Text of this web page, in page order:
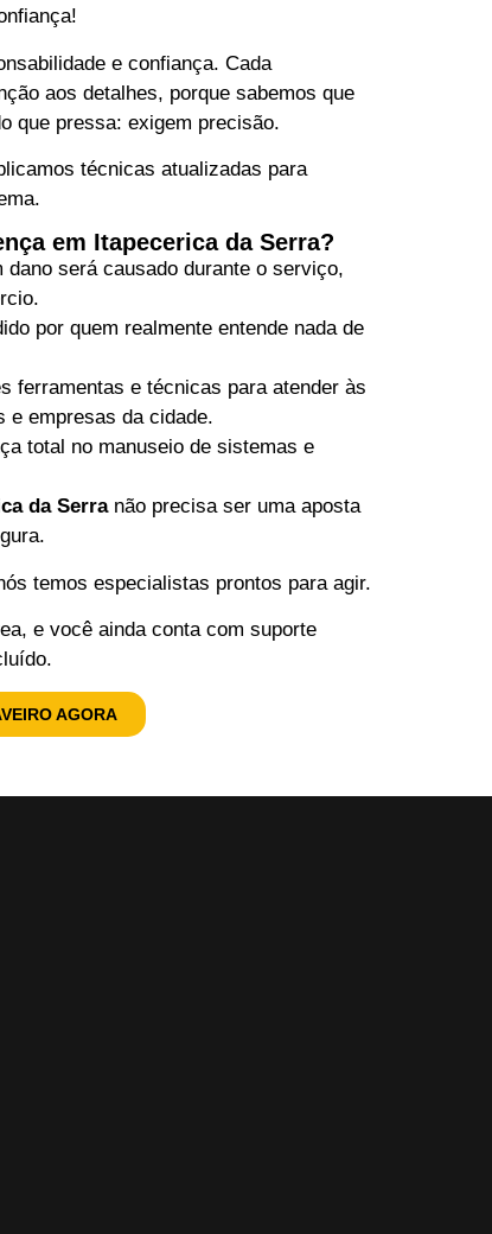
e confiança. Cada
aos detalhes, porque sabemos que
que pressa: exigem precisão.
técnicas atualizadas para
em Itapecerica da Serra?
dano será causado durante o serviço,
por quem realmente entende nada de
ferramentas e técnicas para atender às
e empresas da cidade.
total no manuseio de sistemas e
da Serranão precisa ser uma aposta
temos especialistas prontos para agir.
e você ainda conta com suporte
AGORA